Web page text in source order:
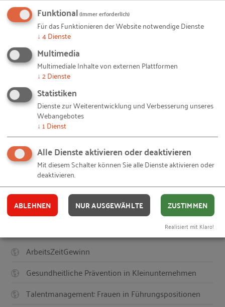
Arbeitszeitregelungen den größten
Handlungsbedarf. Aber die Richtung scheint klar zu
Renteneintritt soll kein Zeitpunkt mehr sein,
sondern eine Zeitspanne.
Bildquellen und Copyright-Hinweise
© Piotr Przeszlo /Fotolia– 31-kette-mit-papiermenschen.jpg
© Wokandapix /Pixabay– 190406-classroom.jpg
© StockSnap /Pixabay
– 20190415-interview-schodder.jpg
Pixabay– 20190415-interview-schodder.jpg
© StockSnap /Pixabay– 20190415-interview-schodder.jpg
Ihnen gefällt dieser Beitrag? Teilen Sie ihn mit anderen:
Auch interessant
ArbeitsZeitGewinn
Gesundheitliche Prävention in Kleinunternehmen
Talentmanagement: Frauen in Führungspositionen
Funktional(immer erforderlich)
Für das Funktionieren der Website notwendige Dienste
↓ 4Dienste
Multimedia
Multimediale Inhalte von externen Plattformen
↓ 2Dienste
Statistiken
Dienste zur Weiterentwicklung und Verbesserung unseres
Webangebotes
↓ 1 Dienst
Alle Dienste aktivieren oder deaktivieren
Mit diesem Schalter können Sie alle Dienste aktivieren oder
deaktivieren.
ABLEHNEN NUR AUSGEWÄHLTE ZUSTIMMEN
Realisiert mit Klaro!